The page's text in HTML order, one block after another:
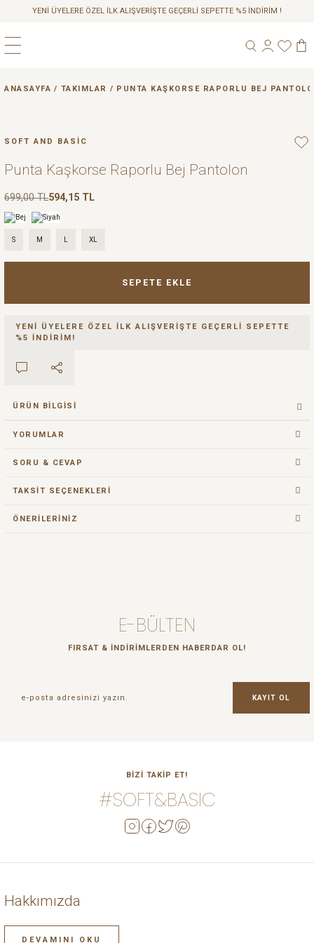
YENİ ÜYELERE ÖZEL İLK ALIŞVERİŞTE GEÇERLİ SEPETTE %5 İNDİRİM !
Geri Dön
Geri Dön
Geri Dön
ANASAYFA TAKIMLAR PUNTA KAŞKORSE RAPORLU BEJ
SOFT AND BASİC
Punta Kaşkorse Raporlu Bej Pantolon
699,00 TL594,15 TL
S M L XL
SEPETE EKLE
YENİ ÜYELERE ÖZEL İLK ALIŞVERİŞTE GEÇERLİ SEPETTE
%5 İNDİRİM!
ÜRÜN BILGISI
YORUMLAR
SORU & CEVAP
TAKSIT SEÇENEKLERI
ÖNERILERINIZ
E-BÜLTEN
FIRSAT & İNDİRİMLERDEN HABERDAR OL!
KAYIT OL
BİZİ TAKİP ET!
#SOFT&BASIC
Hakkımızda
DEVAMINI OKU